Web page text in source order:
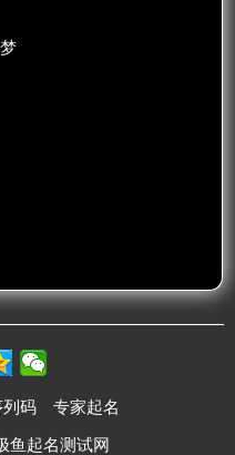
列码 专家起名
鱼起名测试网